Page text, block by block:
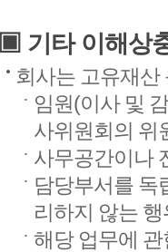
▣ 기타 이해상
회사는 고유재산
임원(이사 및
사위원회의 위
사무공간이나
담당부서를 독
리하지 않는 행
해당 업무에